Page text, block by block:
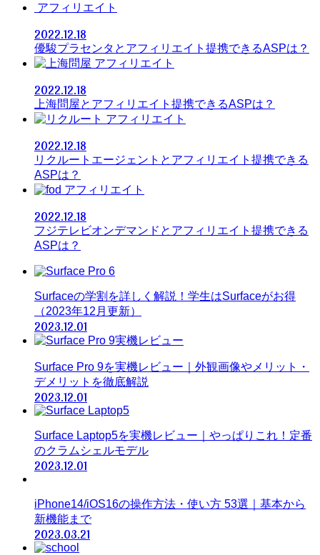
アフィリエイト
2022.12.18
優駿プラセンタとアフィリエイト提携できるASPは？
アフィリエイト
2022.12.18
上海問屋とアフィリエイト提携できるASPは？
アフィリエイト
2022.12.18
リクルートエージェントとアフィリエイト提携できる
ASPは？
アフィリエイト
2022.12.18
フジテレビオンデマンドとアフィリエイト提携できる
ASPは？
Surfaceの学割を詳しく解説！学生はSurfaceがお得
（2023年12月更新）
2023.12.01
Surface Pro 9を実機レビュー｜外観画像やメリット・
デメリットを徹底解説
2023.12.01
Surface Laptop5を実機レビュー｜やっぱりこれ！定番
のクラムシェルモデル
2023.12.01
iPhone14/iOS16の操作方法・使い方 53選｜基本から
新機能まで
2023.03.21